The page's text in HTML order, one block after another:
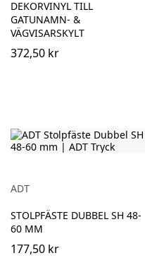
DEKORVINYL TILL
GATUNAMN- &
VÄGVISARSKYLT
372,50 kr
ADT
STOLPFÄSTE DUBBEL SH 48-
60 MM
177,50 kr